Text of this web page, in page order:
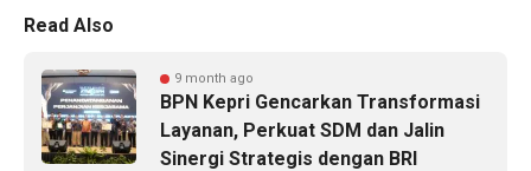
Read Also
9 month ago
BPN Kepri Gencarkan Transformasi
Layanan, Perkuat SDM dan Jalin
Sinergi Strategis dengan BRI